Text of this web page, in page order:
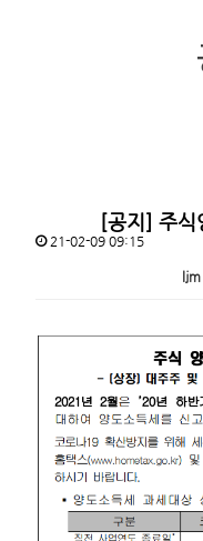
[공지] 주식
21-02-09 09:15
ljm